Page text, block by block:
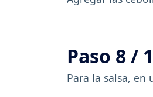
Paso 8 /
Para la salsa, en